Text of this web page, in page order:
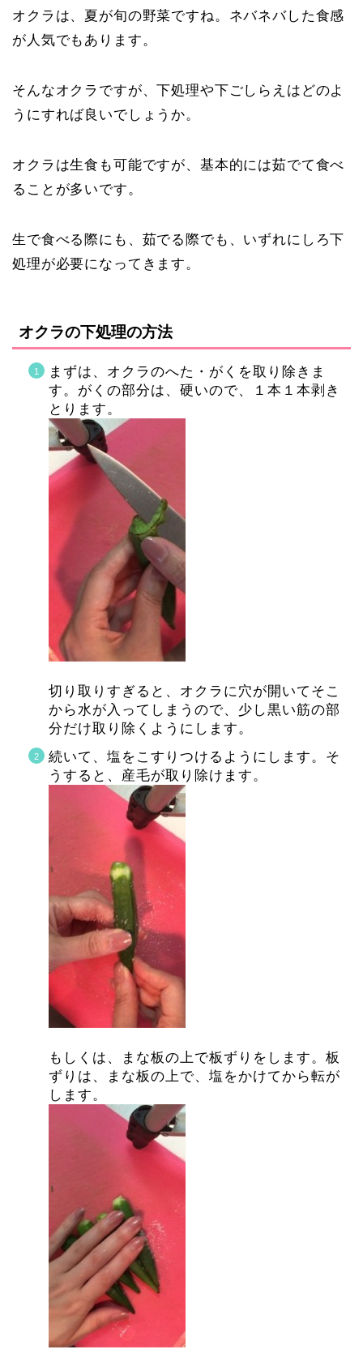
オクラは、夏が旬の野菜ですね。ネバネバした食感
が人気でもあります。
そんなオクラですが、下処理や下ごしらえはどのよ
うにすれば良いでしょうか。
オクラは生食も可能ですが、基本的には茹でて食べ
ることが多いです。
生で食べる際にも、茹でる際でも、いずれにしろ下
処理が必要になってきます。
オクラの下処理の方法
まずは、オクラのへた・がくを取り除きま
す。がくの部分は、硬いので、１本１本剥き
とります。
切り取りすぎると、オクラに穴が開いてそこ
から水が入ってしまうので、少し黒い筋の部
分だけ取り除くようにします。
続いて、塩をこすりつけるようにします。そ
うすると、産毛が取り除けます。
もしくは、まな板の上で板ずりをします。板
ずりは、まな板の上で、塩をかけてから転が
します。